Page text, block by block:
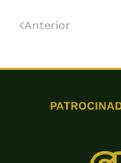
Anterior